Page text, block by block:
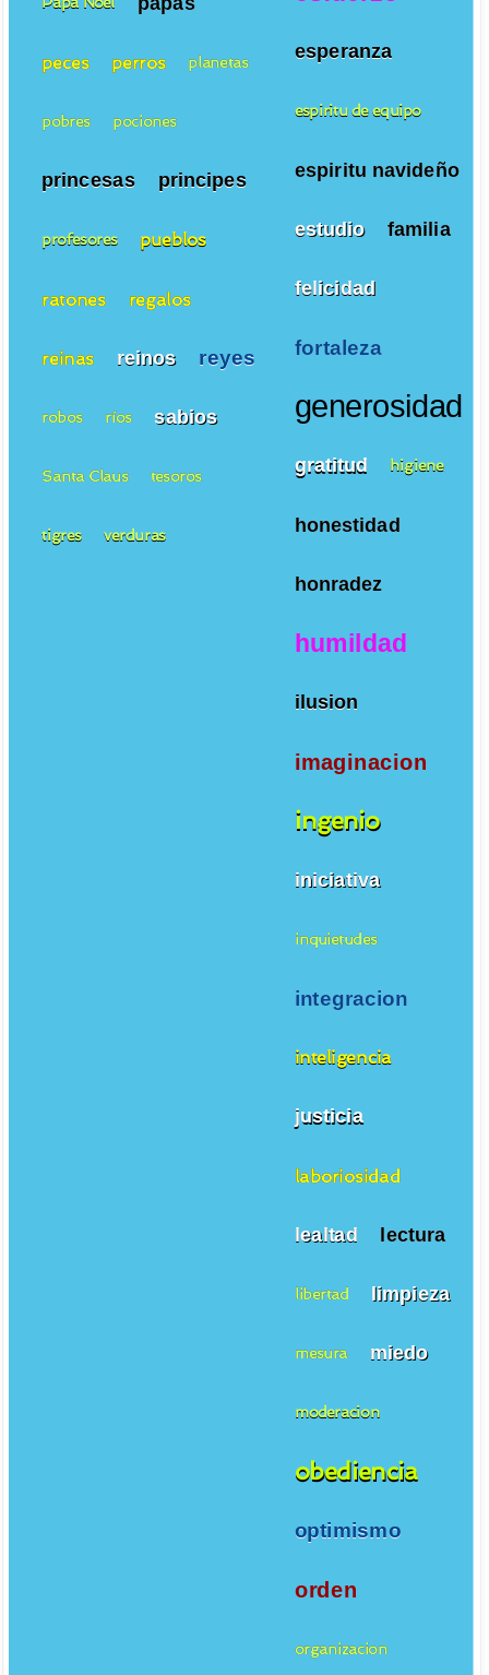
esperanza
espiritu de equipo
espiritu navideño
estudio familia
felicidad
fortaleza
generosidad
gratitud higiene
honestidad
honradez
humildad
ilusion
imaginacion
ingenio
iniciativa
inquietudes
integracion
inteligencia
justicia
laboriosidad
lealtad lectura
libertad limpieza
mesura miedo
moderacion
obediencia
optimismo
orden
organizacion
peces perros planetas
pobres pociones
princesas principes
profesores pueblos
ratones regalos
reinas reinos reyes
robos ríos sabios
Santa Claus tesoros
tigres verduras